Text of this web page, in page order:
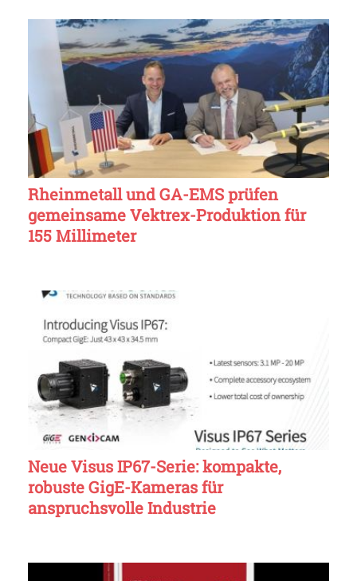
Rheinmetall und GA-EMS prüfen
gemeinsame Vektrex-Produktion für
155 Millimeter
Neue Visus IP67-Serie: kompakte,
robuste GigE-Kameras für
anspruchsvolle Industrie